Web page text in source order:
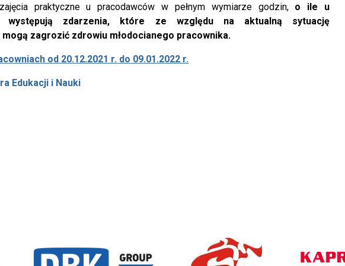
praktyczne u pracodawców w pełnym wymiarze godzin, o ile u
występują zdarzenia, które ze względu na aktualną sytuację
zagrozić zdrowiu młodocianego pracownika.
od 20.12.2021 r. do 09.01.2022 r.
Edukacji i Nauki